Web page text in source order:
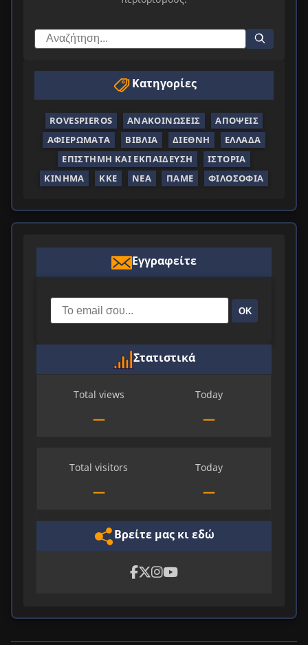
Κατηγορίες
ROVESPIEROS ΑΝΑΚΟΙΝΏΣΕΙΣ
ΑΠΌΨΕΙΣ
ΑΦΙΕΡΏΜΑΤΑ
ΒΙΒΛΊΑ ΔΙΕΘΝΉ
ΕΛΛΆΔΑ
ΕΠΙΣΤΉΜΗ ΚΑΙ ΕΚΠΑΊΔΕΥΣΗ
ΙΣΤΟΡΊΑ
ΚΊΝΗΜΑ
ΚΚΕ ΝΈΑ ΠΑΜΕ ΦΙΛΟΣΟΦΊΑ
Εγγραφείτε
ΟΚ
Στατιστικά
Total views
—
Today
—
Total visitors
—
Today
—
Βρείτε μας κι εδώ